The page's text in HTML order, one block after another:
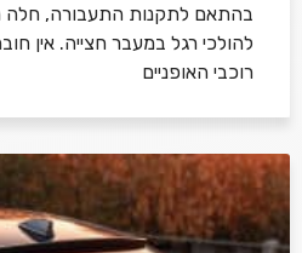
בהתאם לתקנות התעבורה, חלה
להולכי רגל במעבר חצייה. אין
רוכבי האופניים